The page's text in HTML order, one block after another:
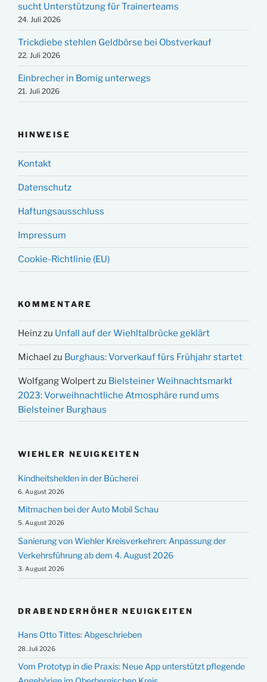
sucht Unterstützung für Trainerteams
24. Juli 2026
Trickdiebe stehlen Geldbörse bei Obstverkauf
22. Juli 2026
Einbrecher in Bomig unterwegs
21. Juli 2026
HINWEISE
Kontakt
Datenschutz
Haftungsausschluss
Impressum
Cookie-Richtlinie (EU)
KOMMENTARE
Heinzzu Unfall auf der Wiehltalbrücke geklärt
Michael zu Burghaus: Vorverkauf fürs Frühjahr startet
Wolfgang Wolpertzu Bielsteiner Weihnachtsmarkt
2023: Vorweihnachtliche Atmosphäre rund ums
Bielsteiner Burghaus
WIEHLER NEUIGKEITEN
Kindheitshelden in der Bücherei
6. August 2026
Mitmachen bei der Auto Mobil Schau
5. August 2026
Sanierung von Wiehler Kreisverkehren: Anpassung der
Verkehrsführung ab dem 4. August 2026
3. August 2026
DRABENDERHÖHER NEUIGKEITEN
Hans Otto Tittes: Abgeschrieben
28. Juli 2026
Vom Prototyp in die Praxis: Neue App unterstützt pflegende